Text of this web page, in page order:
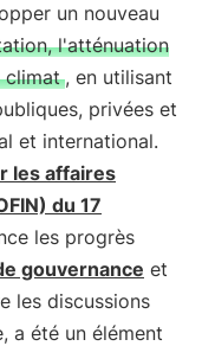
un nouveau
l'atténuation
climat , en utilisant
privées et
et international.
les affaires
du 17
les progrès
gouvernance et
les discussions
a été un élément